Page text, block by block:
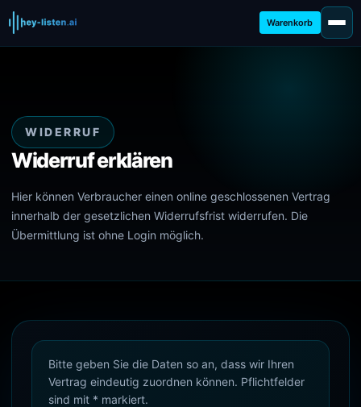
Warenkorb
WIDERRUF
Widerruf erklären
Hier können Verbraucher einen online geschlossenen Vertrag
innerhalb der gesetzlichen Widerrufsfrist widerrufen. Die
Übermittlung ist ohne Login möglich.
Bitte geben Sie die Daten so an, dass wir Ihren
Vertrag eindeutig zuordnen können. Pflichtfelder
sind mit * markiert.